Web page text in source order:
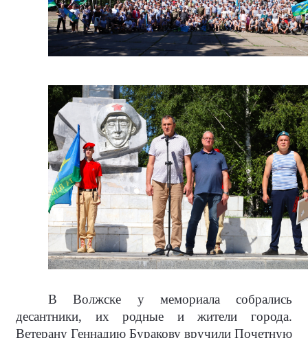
В Волжске у мемориала собрались
десантники, их родные и жители города.
Ветерану Геннадию Буракову вручили Почетную